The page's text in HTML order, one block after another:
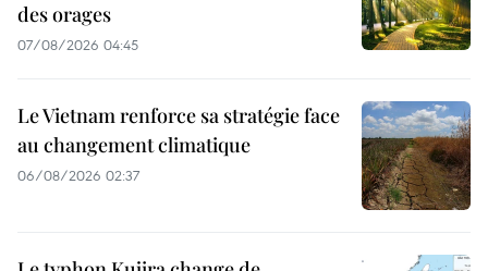
des orages
07/08/2026 04:45
Le Vietnam renforce sa stratégie face
au changement climatique
06/08/2026 02:37